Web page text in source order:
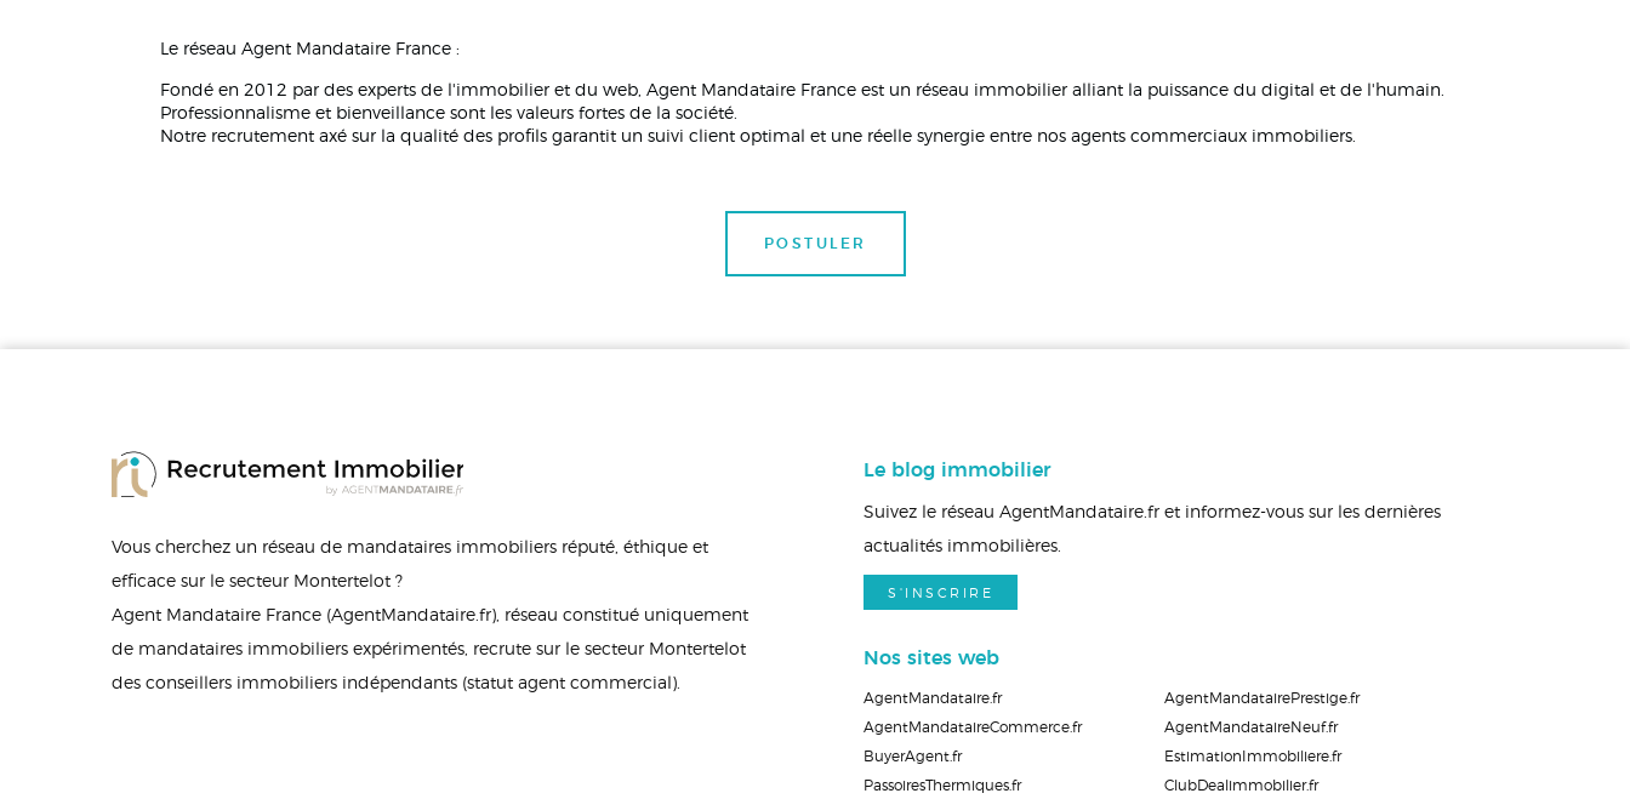
Le réseau Agent Mandataire France :
Fondé en 2012 par des experts de l'immobilier et du web, Agent Mandataire France est un réseau immobilier alliant la puissance du digital et de l'humain.
Professionnalisme et bienveillance sont les valeurs fortes de la société.
Notre recrutement axé sur la qualité des profils garantit un suivi client optimal et une réelle synergie entre nos agents commerciaux immobiliers.
POSTULER
Vous cherchez un réseau de mandataires immobiliers réputé, éthique et
efficace sur le secteur Montertelot ?
Agent Mandataire France (AgentMandataire.fr), réseau constitué uniquement
de mandataires immobiliers expérimentés, recrute sur le secteur Montertelot
des conseillers immobiliers indépendants (statut agent commercial).
Le blog immobilier
Suivez le réseau AgentMandataire.fr et informez-vous sur les dernières
actualités immobilières.
S'INSCRIRE
Nos sites web
AgentMandataire.fr
AgentMandatairePrestige.fr
AgentMandataireCommerce.fr
AgentMandataireNeuf.fr
BuyerAgent.fr
EstimationImmobiliere.fr
PassoiresThermiques.fr
ClubDealimmobilier.fr